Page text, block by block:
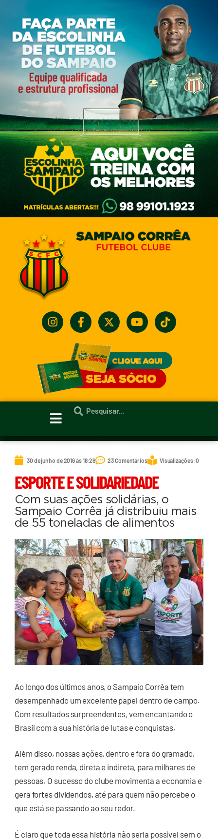
30 de junho de 2016 às 18:26 23 Comentários Visualizações: 0
ESPORTE E SOLIDARIEDADE
Com suas ações solidárias, o
Sampaio Corrêa já distribuiu mais
de 55 toneladas de alimentos
Ao longo dos últimos anos, o Sampaio Corrêa tem
desempenhado um excelente papel dentro de campo.
Com resultados surpreendentes, vem encantando o
Brasil com a sua história de lutas e conquistas.
Além disso, nossas ações, dentro e fora do gramado,
tem gerado renda, direta e indireta, para milhares de
pessoas. O sucesso do clube movimenta a economia e
gera fortes dividendos, até para quem não percebe o
que está se passando ao seu redor.
É claro que toda essa história não seria possível sem o